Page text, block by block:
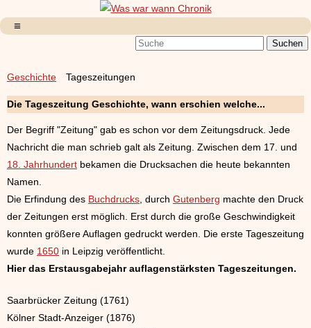
Geschichte Tageszeitungen
Die Tageszeitung Geschichte, wann erschien welche...
Der Begriff "Zeitung" gab es schon vor dem Zeitungsdruck. Jede
Nachricht die man schrieb galt als Zeitung. Zwischen dem 17. und
18. Jahrhundert bekamen die Drucksachen die heute bekannten
Namen.
Die Erfindung des Buchdrucks , durch Gutenberg machte den Druck
der Zeitungen erst möglich. Erst durch die große Geschwindigkeit
konnten größere Auflagen gedruckt werden. Die erste Tageszeitung
wurde 1650 in Leipzig veröffentlicht.
Hier das Erstausgabejahr auflagenstärksten Tageszeitungen.
Saarbrücker Zeitung (1761)
Kölner Stadt-Anzeiger (1876)